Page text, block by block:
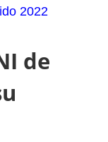
2022
de